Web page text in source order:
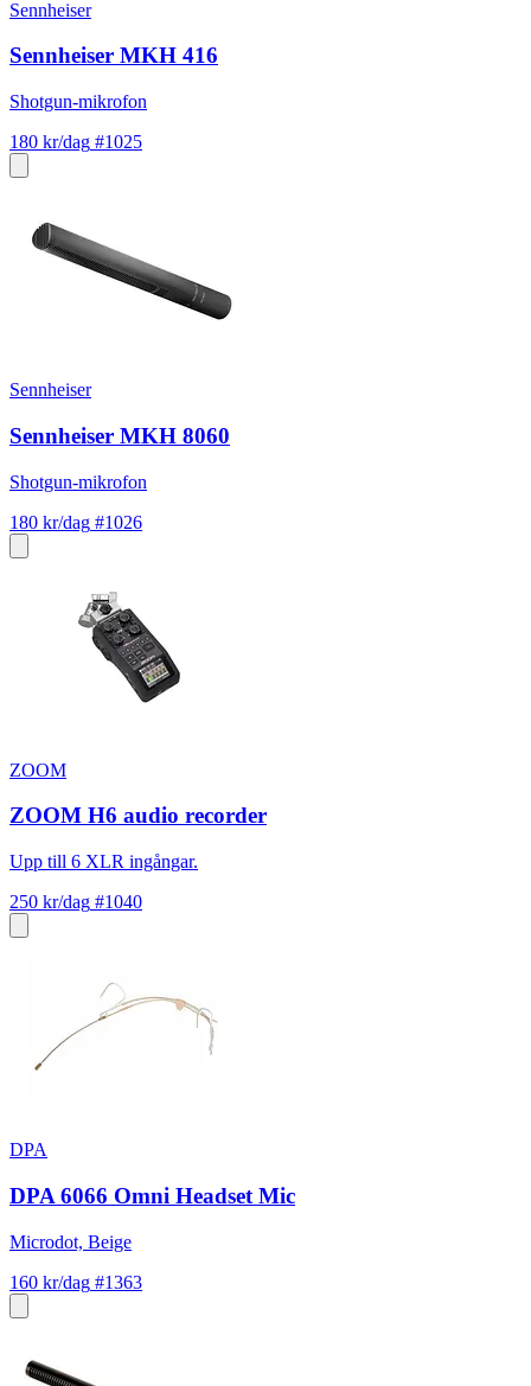
Sennheiser
Sennheiser MKH 416
Shotgun-mikrofon
180 kr/dag #1025
Sennheiser
Sennheiser MKH 8060
Shotgun-mikrofon
180 kr/dag #1026
ZOOM
ZOOM H6 audio recorder
Upp till 6 XLR ingångar.
250 kr/dag #1040
DPA
DPA 6066 Omni Headset Mic
Microdot, Beige
160 kr/dag #1363